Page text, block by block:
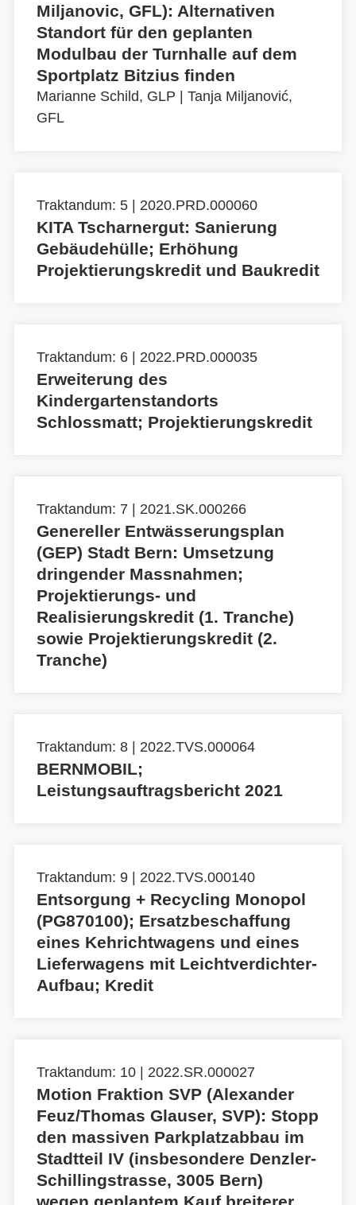
Miljanovic, GFL): Alternativen
Standort für den geplanten
Modulbau der Turnhalle auf dem
Sportplatz Bitzius finden
Marianne Schild, GLP
Tanja Miljanović,
GFL
Traktandum: 5 | 2020.PRD.000060
KITA Tscharnergut: Sanierung
Gebäudehülle; Erhöhung
Projektierungskredit und Baukredit
Traktandum: 6 | 2022.PRD.000035
Erweiterung des
Kindergartenstandorts
Schlossmatt; Projektierungskredit
Traktandum: 7 | 2021.SK.000266
Genereller Entwässerungsplan
(GEP) Stadt Bern: Umsetzung
dringender Massnahmen;
Projektierungs- und
Realisierungskredit (1. Tranche)
sowie Projektierungskredit (2.
Tranche)
Traktandum: 8 | 2022.TVS.000064
BERNMOBIL;
Leistungsauftragsbericht 2021
Traktandum: 9 | 2022.TVS.000140
Entsorgung + Recycling Monopol
(PG870100); Ersatzbeschaffung
eines Kehrichtwagens und eines
Lieferwagens mit Leichtverdichter-
Aufbau; Kredit
Traktandum: 10 | 2022.SR.000027
Motion Fraktion SVP (Alexander
Feuz/Thomas Glauser, SVP): Stopp
den massiven Parkplatzabbau im
Stadtteil IV (insbesondere Denzler-
Schillingstrasse, 3005 Bern)